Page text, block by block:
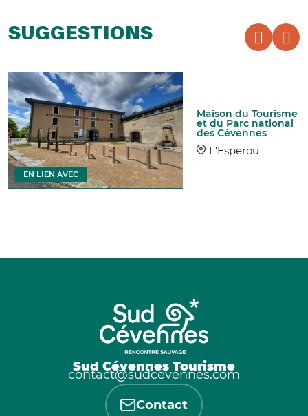
SUGGESTIONS
Maison du Tourisme
et du Parc national
des Cévennes
L'Esperou
EN LIEN AVEC
Sud Cévennes Tourisme
contact@sudcevennes.com
Contact